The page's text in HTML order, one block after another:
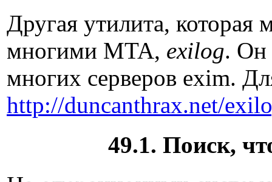
Другая утилита, которая
многими MTA, exilog. Он
многих серверов exim.
http://duncanthrax.net/
49.1. Поиск,